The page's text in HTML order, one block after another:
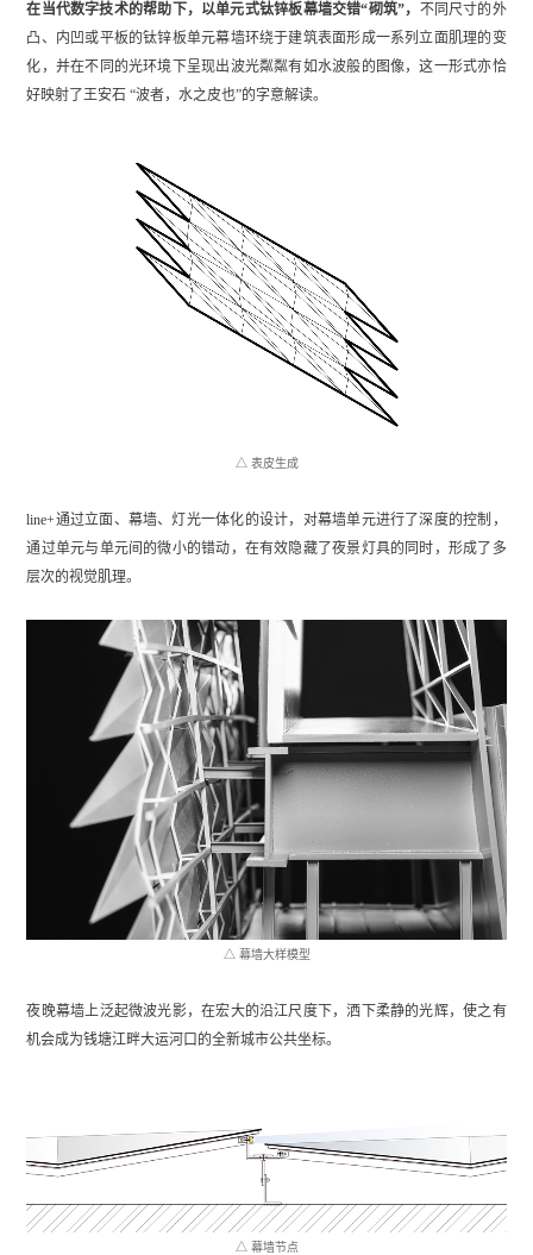
在当代数字技术的帮助下，以单元式钛锌板幕墙交错“砌筑”， 不同尺寸的外
凸、内凹或平板的钛锌板单元幕墙环绕于建筑表面形成一系列立面肌理的变
化，并在不同的光环境下呈现出波光粼粼有如水波般的图像，这一形式亦恰
好映射了王安石 “波者，水之皮也”的字意解读。
△ 表皮生成
line+通过立面、幕墙、灯光一体化的设计，对幕墙单元进行了深度的控制，
通过单元与单元间的微小的错动，在有效隐藏了夜景灯具的同时，形成了多
层次的视觉肌理。
△ 幕墙大样模型
夜晚幕墙上泛起微波光影，在宏大的沿江尺度下，洒下柔静的光辉，使之有
机会成为钱塘江畔大运河口的全新城市公共坐标。
△ 幕墙节点